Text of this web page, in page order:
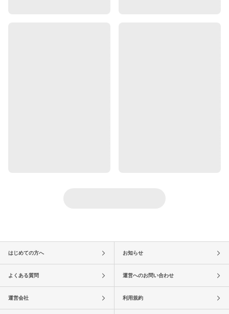
はじめての方へ お知らせ
よくある質問 運営へのお問い合わせ
運営会社 利用規約